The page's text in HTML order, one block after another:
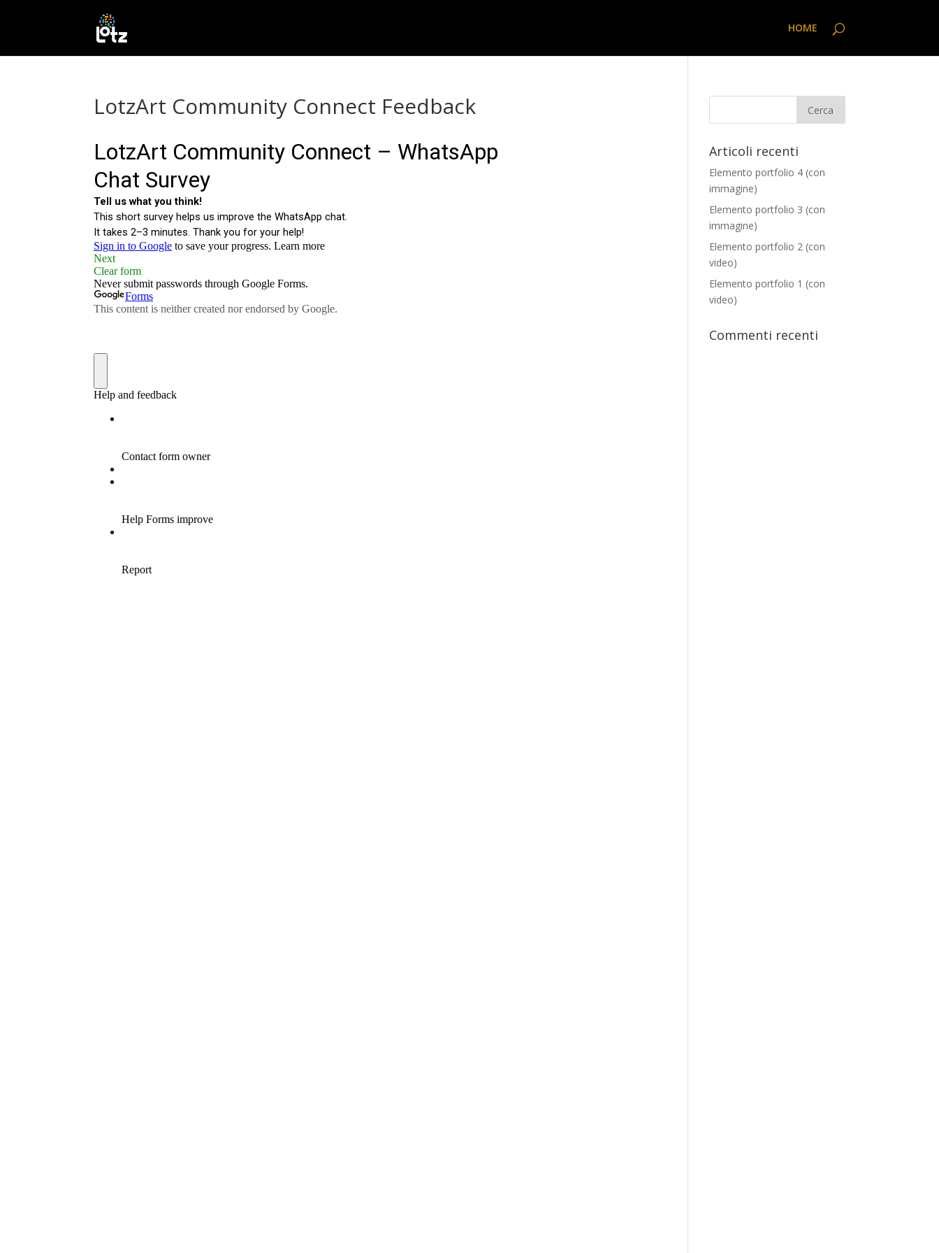
HOME
LotzArt Community Connect Feedback
Articoli recenti
Elemento portfolio 4 (con
immagine)
Elemento portfolio 3 (con
immagine)
Elemento portfolio 2 (con
video)
Elemento portfolio 1 (con
video)
Commenti recenti